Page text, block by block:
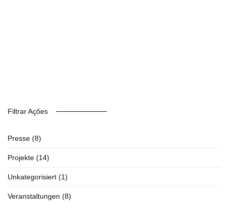
Filtrar Ações
Presse (8)
Projekte (14)
Unkategorisiert (1)
Veranstaltungen (8)